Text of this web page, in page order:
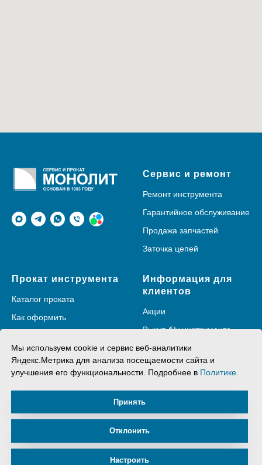
Мы используем cookie и сервис веб-аналитики
Яндекс.Метрика для анализа посещаемости сайта и
улучшения его функциональности. Подробнее в Политике.
Принять
Отклонить
Настроить
Сервис и ремонт
Ремонт инструмента
Гарантийное обслуживание
Продажа запчастей
Заточка цепей
Прокат инструмента
Каталог проката
Как оформить
Информация для
клиентов
Акции
Выкуп б/у инструмента
О компании
Политика в отношении обработки персональных данных